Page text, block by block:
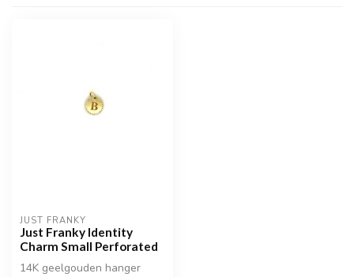
JUST FRANKY
Just Franky Identity
Charm Small Perforated
14K geelgouden hanger